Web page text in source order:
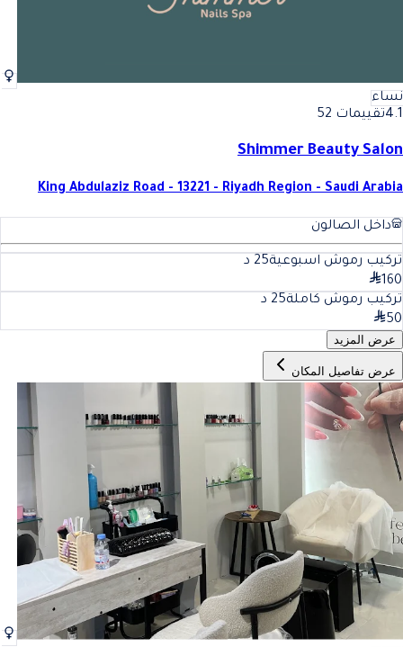
نساء
4.1تقييمات 52
Shimmer Beauty Salon
King Abdulaziz Road - 13221 - Riyadh Region - Saudi Arabia
داخل الصالون
تركيب رموش اسبوعية25 د
160
تركيب رموش كاملة25 د
50
عرض المزيد
عرض تفاصيل المكان